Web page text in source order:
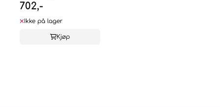
genseren Variant A
702,-
Ikke på lager
Kjøp